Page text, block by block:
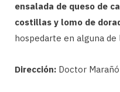
ensalada de queso de
costillas y lomo de
hospedarte en alguna
Dirección: Doctor